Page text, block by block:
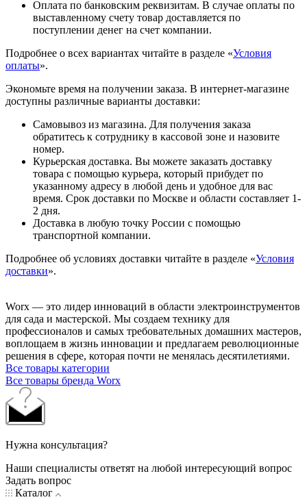
Оплата по банковским реквизитам. В случае оплаты по
выставленному счету товар доставляется по
поступлении денег на счет компании.
Подробнее о всех вариантах читайте в разделе «Условия
оплаты».
Экономьте время на получении заказа. В интернет-магазине
доступны различные варианты доставки:
Самовывоз из магазина. Для получения заказа
обратитесь к сотруднику в кассовой зоне и назовите
номер.
Курьерская доставка. Вы можете заказать доставку
товара с помощью курьера, который прибудет по
указанному адресу в любой день и удобное для вас
время. Срок доставки по Москве и области составляет 1-
2 дня.
Доставка в любую точку России с помощью
транспортной компании.
Подробнее об условиях доставки читайте в разделе «Условия
доставки».
Worx — это лидер инноваций в области электроинструментов
для сада и мастерcкой. Мы создаем технику для
профессионалов и самых требовательных домашних мастеров,
воплощаем в жизнь инновации и предлагаем революционные
решения в сфере, которая почти не менялась десятилетиями.
Все товары категории
Все товары бренда Worx
Нужна консультация?
Наши специалисты ответят на любой интересующий вопрос
Задать вопрос
Каталог